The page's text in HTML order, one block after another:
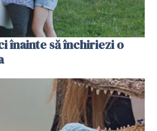
înainte să închiriezi o